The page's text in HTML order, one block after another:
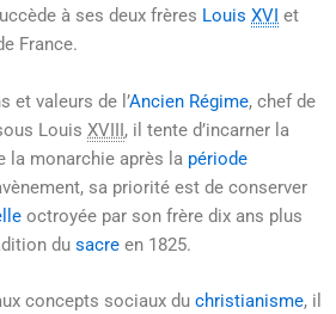
à ses deux frères Louis XVI et
France.
et valeurs de l’Ancien Régime, chef de
Louis XVIII, il tente d’incarner la
la monarchie après la période
sa priorité est de conserver
octroyée par son frère dix ans plus
du sacre en 1825.
concepts sociaux du christianisme, il